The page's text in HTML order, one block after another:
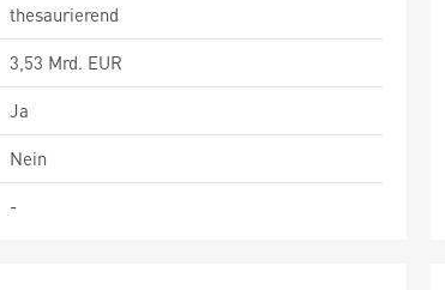
thesaurierend
3,53 Mrd. EUR
Ja
Nein
-